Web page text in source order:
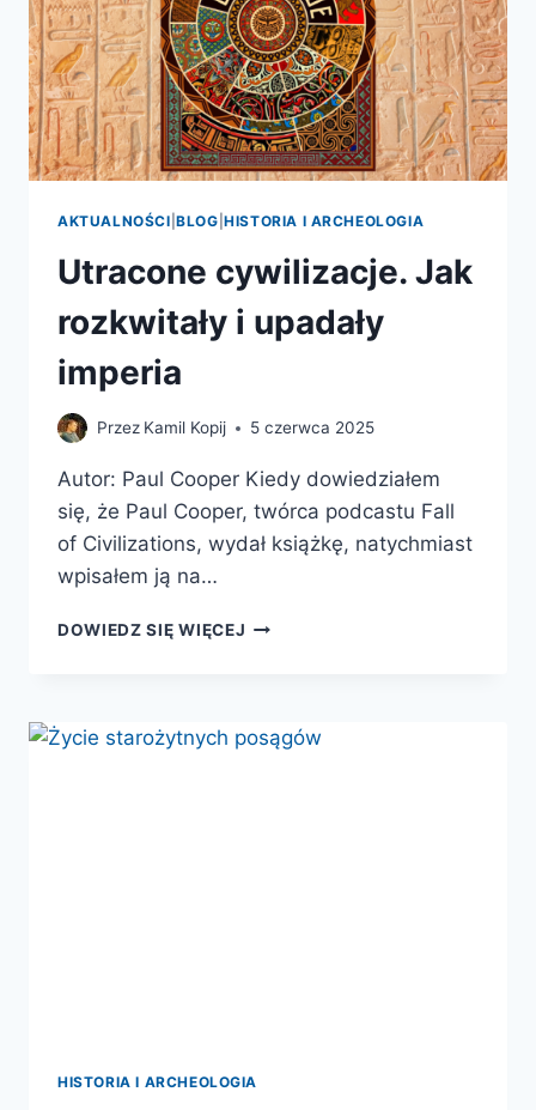
AKTUALNOŚCI |BLOG |HISTORIA I ARCHEOLOGIA
Utracone cywilizacje. Jak
rozkwitały i upadały
imperia
Przez Kamil Kopij 5 czerwca 2025
Autor: Paul Cooper Kiedy dowiedziałem
się, że Paul Cooper, twórca podcastu Fall
of Civilizations, wydał książkę, natychmiast
wpisałem ją na…
DOWIEDZ SIĘ WIĘCEJ UTRACONE
UPADAŁY
HISTORIA I ARCHEOLOGIA